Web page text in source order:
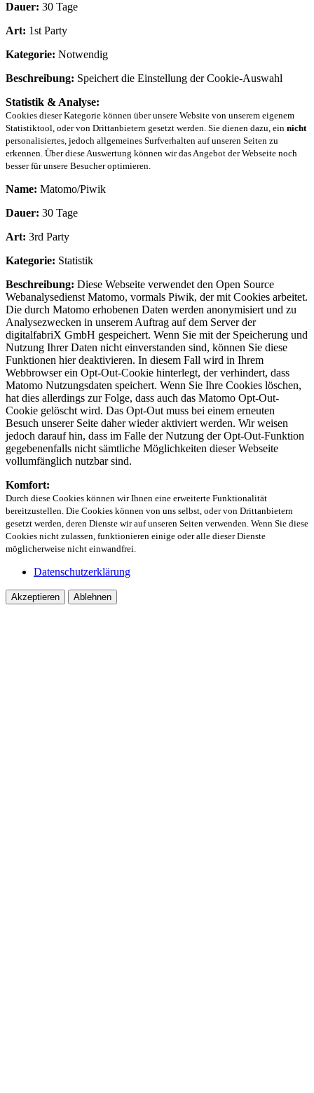
Dauer: 30 Tage
Art: 1st Party
Kategorie: Notwendig
Beschreibung: Speichert die Einstellung der Cookie-Auswahl
Statistik & Analyse:
Cookies dieser Kategorie können über unsere Website von unserem eigenem
Statistiktool, oder von Drittanbietern gesetzt werden. Sie dienen dazu, ein nicht
personalisiertes, jedoch allgemeines Surfverhalten auf unseren Seiten zu
erkennen. Über diese Auswertung können wir das Angebot der Webseite noch
besser für unsere Besucher optimieren.
Name: Matomo/Piwik
Dauer: 30 Tage
Art: 3rd Party
Kategorie: Statistik
Beschreibung: Diese Webseite verwendet den Open Source
Webanalysedienst Matomo, vormals Piwik, der mit Cookies arbeitet.
Die durch Matomo erhobenen Daten werden anonymisiert und zu
Analysezwecken in unserem Auftrag auf dem Server der
digitalfabriX GmbH gespeichert. Wenn Sie mit der Speicherung und
Nutzung Ihrer Daten nicht einverstanden sind, können Sie diese
Funktionen hier deaktivieren. In diesem Fall wird in Ihrem
Webbrowser ein Opt-Out-Cookie hinterlegt, der verhindert, dass
Matomo Nutzungsdaten speichert. Wenn Sie Ihre Cookies löschen,
hat dies allerdings zur Folge, dass auch das Matomo Opt-Out-
Cookie gelöscht wird. Das Opt-Out muss bei einem erneuten
Besuch unserer Seite daher wieder aktiviert werden. Wir weisen
jedoch darauf hin, dass im Falle der Nutzung der Opt-Out-Funktion
gegebenenfalls nicht sämtliche Möglichkeiten dieser Webseite
vollumfänglich nutzbar sind.
Komfort:
Durch diese Cookies können wir Ihnen eine erweiterte Funktionalität
bereitzustellen. Die Cookies können von uns selbst, oder von Drittanbietern
gesetzt werden, deren Dienste wir auf unseren Seiten verwenden. Wenn Sie diese
Cookies nicht zulassen, funktionieren einige oder alle dieser Dienste
möglicherweise nicht einwandfrei.
Datenschutzerklärung
Akzeptieren Ablehnen